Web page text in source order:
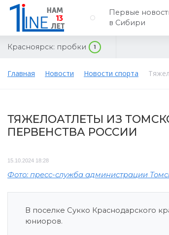
Первые
в Сибири
Красноярск: пробки 1
Главная Новости Новости спорта
ТЯЖЕЛОАТЛЕТЫ ИЗ
ПЕРВЕНСТВА РОССИИ
15.10.2024 18:28
Фото: пресс-служба администрации
В поселке Сукко Краснодарского
юниоров.